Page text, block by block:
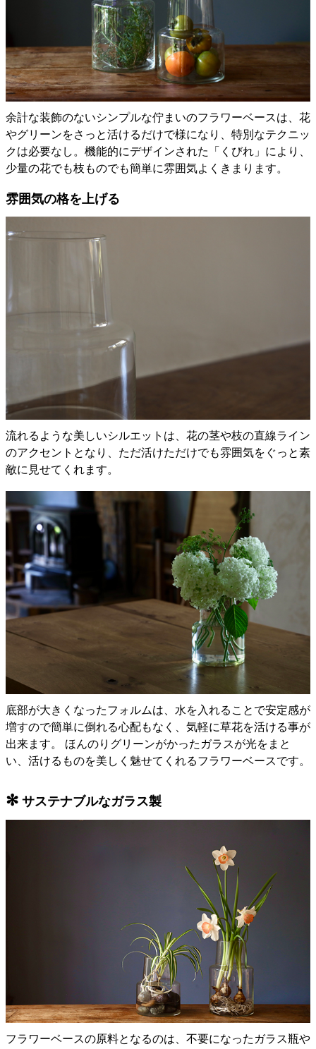
余計な装飾のないシンプルな佇まいのフラワーベースは、花
やグリーンをさっと活けるだけで様になり、特別なテクニッ
クは必要なし。機能的にデザインされた「くびれ」により、
少量の花でも枝ものでも簡単に雰囲気よくきまります。
雰囲気の格を上げる
流れるような美しいシルエットは、花の茎や枝の直線ライン
のアクセントとなり、ただ活けただけでも雰囲気をぐっと素
敵に見せてくれます。
底部が大きくなったフォルムは、水を入れることで安定感が
増すので簡単に倒れる心配もなく、気軽に草花を活ける事が
出来ます。 ほんのりグリーンがかったガラスが光をまと
い、活けるものを美しく魅せてくれるフラワーベースです。
✻ サステナブルなガラス製
フラワーベースの原料となるのは、不要になったガラス瓶や